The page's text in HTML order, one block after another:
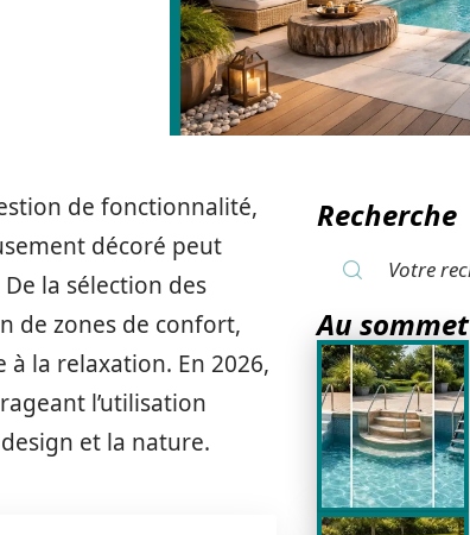
de fonctionnalité,
décoré peut
la sélection des
de zones de confort,
la relaxation. En 2026,
l’utilisation
et la nature.
Recherche
Au sommet